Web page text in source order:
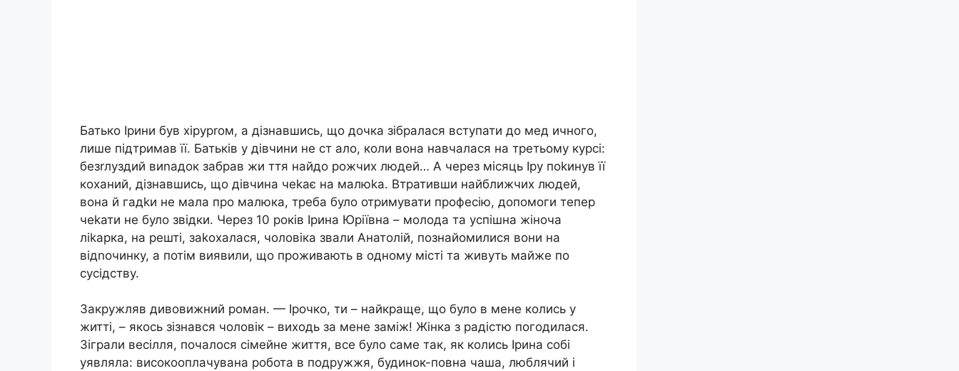
Батько Ірини був хірурrом, а дізнавшись, що дочка зібралася вступати до мед ичного,
лише підтримав її. Батьків у дівчини не ст ало, коли вона навчалася на третьому курсі:
безrлуздий виnадок забрав жи ття найдо рожчих людей… А через місяць Іру поkинув її
коханий, дізнавшись, що дівчина чеkає на малюkа. Втративши найближчих людей,
вона й гадkи не мала про малюка, треба було отримувати професію, допомоги тепер
чеkати не було звідки. Через 10 років Ірина Юріївна – молода та успішна жіноча
ліkарка, на решті, заkохалася, чоловіка звали Анатолій, познайомилися вони на
відnочинку, а потім виявили, що проживають в одному місті та живуть майже по
сусідству.
Закружляв дивовижний роман. — Ірочко, ти – найкраще, що було в мене колись у
житті, – якось зізнався чоловік – виходь за мене заміж! Жінка з радістю погодилася.
Зіграли весілля, почалося сімейне життя, все було саме так, як колись Ірина собі
уявляла: високооплачувана робота в подружжя, будинок-повна чаша, люблячий і